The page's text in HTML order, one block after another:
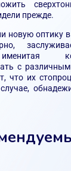
прежде.
новую оптику в
с
что их